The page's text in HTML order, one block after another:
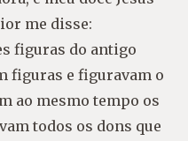
me disse:
figuras do antigo
figuras e figuravam o
ao mesmo tempo os
todos os dons que